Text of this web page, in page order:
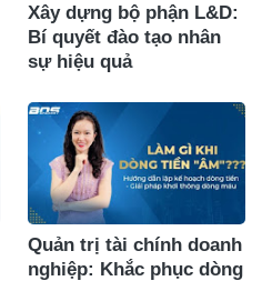
Xây dựng bộ phận L&D:
Bí quyết đào tạo nhân
sự hiệu quả
Quản trị tài chính doanh
nghiệp: Khắc phục dòng